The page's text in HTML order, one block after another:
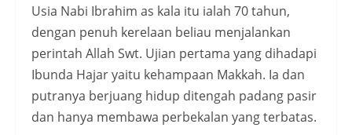
Usia Nabi Ibrahim as kala itu ialah 70 tahun,
dengan penuh kerelaan beliau menjalankan
perintah Allah Swt. Ujian pertama yang dihadapi
Ibunda Hajar yaitu kehampaan Makkah. Ia dan
putranya berjuang hidup ditengah padang pasir
dan hanya membawa perbekalan yang terbatas.